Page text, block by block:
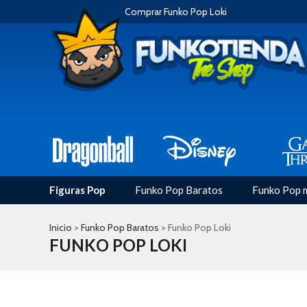
Comprar Funko Pop Loki
Figuras Pop Funko Pop Baratos Funko Pop
Inicio > Funko Pop Baratos > Funko Pop Loki
FUNKO POP LOKI